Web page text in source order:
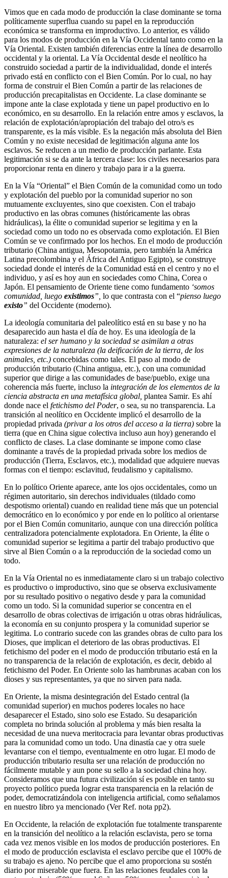
Vimos que en cada modo de producción la clase dominante se torna
políticamente superflua cuando su papel en la reproducción
económica se transforma en improductivo. Lo anterior, es válido
para los modos de producción en la Vía Occidental tanto como en la
Vía Oriental. Existen también diferencias entre la línea de desarrollo
occidental y la oriental. La Vía Occidental desde el neolítico ha
construido sociedad a partir de la individualidad, donde el interés
privado está en conflicto con el Bien Común. Por lo cual, no hay
forma de construir el Bien Común a partir de las relaciones de
producción precapitalistas en Occidente. La clase dominante se
impone ante la clase explotada y tiene un papel productivo en lo
económico, en su desarrollo. En la relación entre amos y esclavos, la
relación de explotación/apropiación del trabajo del otro/s es
transparente, es la más visible. Es la negación más absoluta del Bien
Común y no existe necesidad de legitimación alguna ante los
esclavos. Se reducen a un medio de producción parlante. Esta
legitimación si se da ante la tercera clase: los civiles necesarios para
proporcionar renta en dinero y trabajo para ir a la guerra.
En la Vía “Oriental” el Bien Común de la comunidad como un todo
y explotación del pueblo por la comunidad superior no son
mutuamente excluyentes, sino que coexisten. Con el trabajo
productivo en las obras comunes (históricamente las obras
hidráulicas), la élite o comunidad superior se legitima y en la
sociedad como un todo no es observada como explotación. El Bien
Común se ve confirmado por los hechos. En el modo de producción
tributario (China antigua, Mesopotamia, pero también la América
Latina precolombina y el África del Antiguo Egipto), se construye
sociedad donde el interés de la Comunidad está en el centro y no el
individuo, y así es hoy aun en sociedades como China, Corea o
Japón. El pensamiento de Oriente tiene como fundamento ‘somos
comunidad, luego existimos”, lo que contrasta con el “pienso luego
existo” del Occidente (moderno).
La ideología comunitaria del paleolítico está en su base y no ha
desaparecido aun hasta el día de hoy. Es una ideología de la
naturaleza: el ser humano y la sociedad se asimilan a otras
expresiones de la naturaleza (la deificación de la tierra, de los
animales, etc.) concebidas como tales. El paso al modo de
producción tributario (China antigua, etc.), con una comunidad
superior que dirige a las comunidades de base/pueblo, exige una
coherencia más fuerte, incluso la integración de los elementos de la
ciencia abstracta en una metafísica global, plantea Samir. Es ahí
donde nace el fetichismo del Poder, o sea, su no transparencia. La
transición al neolítico en Occidente implicó el desarrollo de la
propiedad privada (privar a los otros del acceso a la tierra) sobre la
tierra (que en China sigue colectiva incluso aun hoy) generando el
conflicto de clases. La clase dominante se impone como clase
dominante a través de la propiedad privada sobre los medios de
producción (Tierra, Esclavos, etc.), modalidad que adquiere nuevas
formas con el tiempo: esclavitud, feudalismo y capitalismo.
En lo político Oriente aparece, ante los ojos occidentales, como un
régimen autoritario, sin derechos individuales (tildado como
despotismo oriental) cuando en realidad tiene más que un potencial
democrático en lo económico y por ende en lo político al orientarse
por el Bien Común comunitario, aunque con una dirección política
centralizadora potencialmente explotadora. En Oriente, la élite o
comunidad superior se legitima a partir del trabajo productivo que
sirve al Bien Común o a la reproducción de la sociedad como un
todo.
En la Vía Oriental no es inmediatamente claro si un trabajo colectivo
es productivo o improductivo, sino que se observa exclusivamente
por su resultado positivo o negativo desde y para la comunidad
como un todo. Si la comunidad superior se concentra en el
desarrollo de obras colectivas de irrigación u otras obras hidráulicas,
la economía en su conjunto prospera y la comunidad superior se
legitima. Lo contrario sucede con las grandes obras de culto para los
Dioses, que implican el deterioro de las obras productivas. El
fetichismo del poder en el modo de producción tributario está en la
no transparencia de la relación de explotación, es decir, debido al
fetichismo del Poder. En Oriente solo las hambrunas acaban con los
dioses y sus representantes, ya que no sirven para nada.
En Oriente, la misma desintegración del Estado central (la
comunidad superior) en muchos poderes locales no hace
desaparecer el Estado, sino solo ese Estado. Su desaparición
completa no brinda solución al problema y más bien resalta la
necesidad de una nueva meritocracia para levantar obras productivas
para la comunidad como un todo. Una dinastía cae y otra suele
levantarse con el tiempo, eventualmente en otro lugar. El modo de
producción tributario resulta ser una relación de producción no
fácilmente mutable y aun pone su sello a la sociedad china hoy.
Consideramos que una futura civilización sí es posible en tanto su
proyecto político pueda lograr esta transparencia en la relación de
poder, democratizándola con inteligencia artificial, como señalamos
en nuestro libro ya mencionado (Ver Ref. nota pp2).
En Occidente, la relación de explotación fue totalmente transparente
en la transición del neolítico a la relación esclavista, pero se torna
cada vez menos visible en los modos de producción posteriores. En
el modo de producción esclavista el esclavo percibe que el 100% de
su trabajo es ajeno. No percibe que el amo proporciona su sostén
diario por miserable que fuera. En las relaciones feudales con la